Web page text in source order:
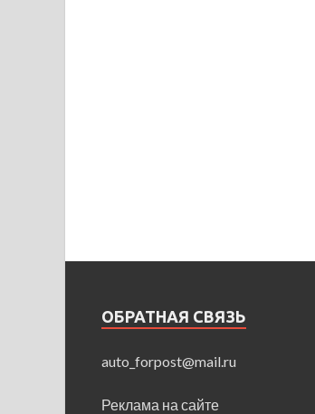
ОБРАТНАЯ СВЯЗЬ
auto_forpost@mail.ru
Реклама на сайте